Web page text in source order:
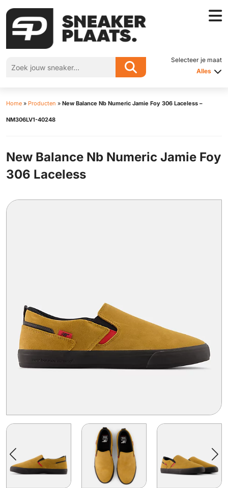
Selecteer je maat
Alles
Home » Producten » New Balance Nb Numeric Jamie Foy 306 Laceless –
NM306LV1-40248
New Balance Nb Numeric Jamie Foy
306 Laceless